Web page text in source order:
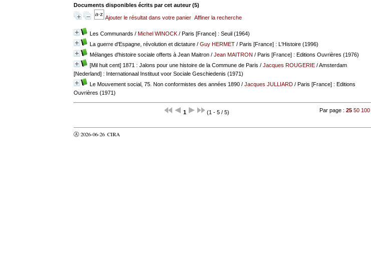
Documents disponibles écrits par cet auteur (5)
Ajouter le résultat dans votre panier Affiner la recherche
Les Communards / Michel WINOCK/ Paris [France] : Seuil (1964)
La guerre d'Espagne, révolution et dictature/ Guy HERMET/ Paris [France] : L'Histoire (1996)
Mélanges d'histoire sociale offerts à Jean Maitron/ Jean MAITRON / Paris [France] : Editions Ouvrières (1976)
[Mil huit cent] 1871 : Jalons pour une histoire de la Commune de Paris / Jacques ROUGERIE/ Amsterdam
[Nederland] : Internationaal Instituut voor Sociale Geschiedenis (1971)
Le Mouvement social, 75. Non conformistes des années 1890/ Jacques JULLIARD/ Paris [France] : Editions
Ouvrières (1971)
1 (1 - 5 / 5) Par page :25 50 100
Ⓐ 2026-06-26 CIRA